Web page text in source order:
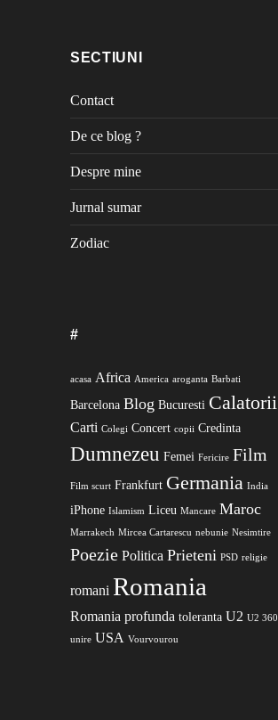
SECTIUNI
Contact
De ce blog ?
Despre mine
Jurnal sumar
Zodiac
#
acasa Africa America aroganta Barbati
Barcelona Blog Bucuresti Calatorii
Carti Colegi Concert copii Credinta
Dumnezeu Femei Fericire Film
Film scurt Frankfurt Germania India
iPhone Islamism Liceu Mancare Maroc
Marrakech Mircea Cartarescu nebunie Nesimtire
Poezie Politica Prieteni PSD religie
romani Romania
Romania profunda toleranta U2 U2 360
unire USA Vourvourou